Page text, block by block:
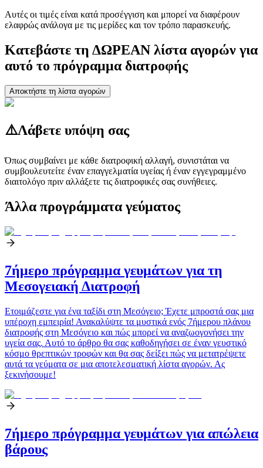
Αυτές οι τιμές είναι κατά προσέγγιση και μπορεί να διαφέρουν
ελαφρώς ανάλογα με τις μερίδες και τον τρόπο παρασκευής.
Κατεβάστε τη ΔΩΡΕΑΝ λίστα αγορών για
αυτό το πρόγραμμα διατροφής
Αποκτήστε τη λίστα αγορών
⚠️Λάβετε υπόψη σας
Όπως συμβαίνει με κάθε διατροφική αλλαγή, συνιστάται να
συμβουλευτείτε έναν επαγγελματία υγείας ή έναν εγγεγραμμένο
διαιτολόγο πριν αλλάξετε τις διατροφικές σας συνήθειες.
Άλλα προγράμματα γεύματος
7ήμερο πρόγραμμα γευμάτων για τη
Μεσογειακή Διατροφή
Ετοιμάζεστε για ένα ταξίδι στη Μεσόγειο; Έχετε μπροστά σας μια
υπέροχη εμπειρία! Ανακαλύψτε τα μυστικά ενός 7ήμερου πλάνου
διατροφής στη Μεσόγειο και πώς μπορεί να αναζωογονήσει την
υγεία σας. Αυτό το άρθρο θα σας καθοδηγήσει σε έναν γευστικό
κόσμο θρεπτικών τροφών και θα σας δείξει πώς να μετατρέψετε
αυτά τα γεύματα σε μια αποτελεσματική λίστα αγορών. Ας
ξεκινήσουμε!
7ήμερο πρόγραμμα γευμάτων για απώλεια
βάρους